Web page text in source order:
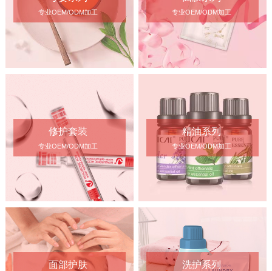
专业OEM/ODM加工 专业OEM/ODM加工
修护套装
专业OEM/ODM加工
精油系列
专业OEM/ODM加工
面部护肤 洗护系列